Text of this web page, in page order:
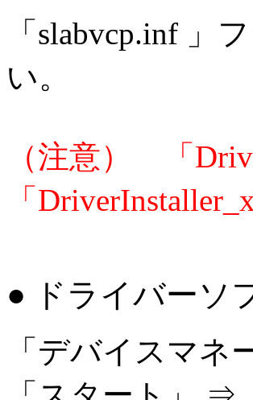
「slabvcp.inf 」
い。
（注意） 「
「
● ドライバーソ
「デバイスマネ